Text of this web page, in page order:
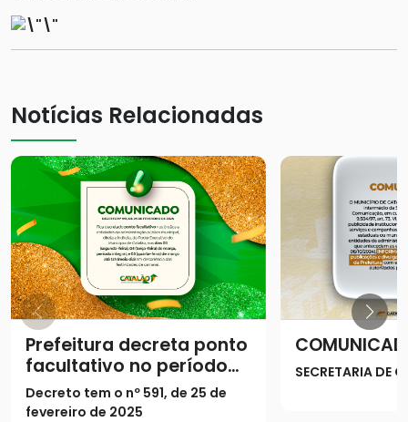
Notícias Relacionadas
Prefeitura decreta ponto
facultativo no período
do Carnaval
Decreto tem o nº 591, de 25 de
fevereiro de 2025
SECRETARIA DE